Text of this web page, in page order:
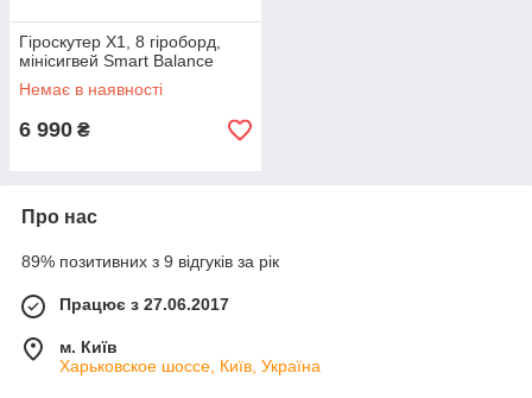
Гіроскутер X1, 8 гіроборд,
мінісигвей Smart Balance
Немає в наявності
6 990 ₴
Про нас
89% позитивних з 9 відгуків за рік
Працює з 27.06.2017
м. Київ
Харьковское шоссе, Київ, Україна